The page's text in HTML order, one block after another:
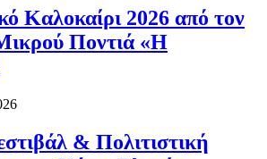
Καλοκαίρι 2026 από τον
Ποντιά «Η
& Πολιτιστική